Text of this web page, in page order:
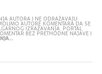
AUTORA I NE ODRAŽAVAJU
AUTORE KOMENTARA DA SE
IZRAŽAVANJA. PORTAL
BEZ PRETHODNE NAJAVE I